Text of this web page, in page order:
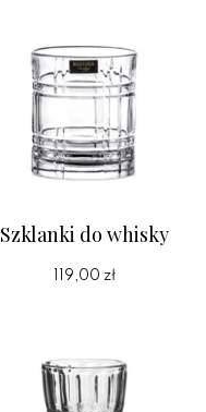
Szklanki do whisky
119,00 zł